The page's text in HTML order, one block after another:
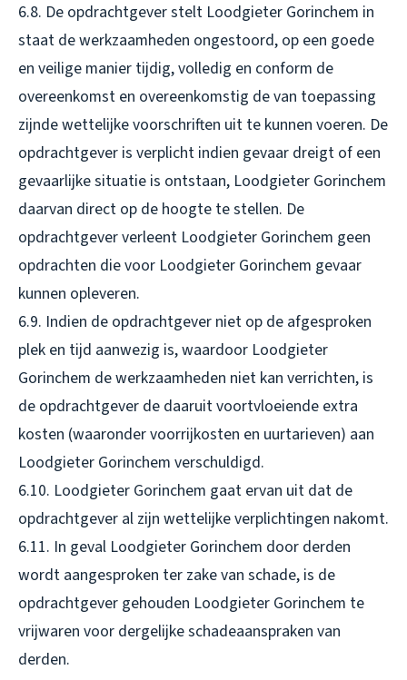
6.8. De opdrachtgever stelt Loodgieter Gorinchem in
staat de werkzaamheden ongestoord, op een goede
en veilige manier tijdig, volledig en conform de
overeenkomst en overeenkomstig de van toepassing
zijnde wettelijke voorschriften uit te kunnen voeren. De
opdrachtgever is verplicht indien gevaar dreigt of een
gevaarlijke situatie is ontstaan, Loodgieter Gorinchem
daarvan direct op de hoogte te stellen. De
opdrachtgever verleent Loodgieter Gorinchem geen
opdrachten die voor Loodgieter Gorinchem gevaar
kunnen opleveren.
6.9. Indien de opdrachtgever niet op de afgesproken
plek en tijd aanwezig is, waardoor Loodgieter
Gorinchem de werkzaamheden niet kan verrichten, is
de opdrachtgever de daaruit voortvloeiende extra
kosten (waaronder voorrijkosten en uurtarieven) aan
Loodgieter Gorinchem verschuldigd.
6.10. Loodgieter Gorinchem gaat ervan uit dat de
opdrachtgever al zijn wettelijke verplichtingen nakomt.
6.11. In geval Loodgieter Gorinchem door derden
wordt aangesproken ter zake van schade, is de
opdrachtgever gehouden Loodgieter Gorinchem te
vrijwaren voor dergelijke schadeaanspraken van
derden.